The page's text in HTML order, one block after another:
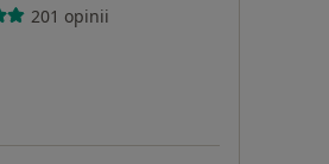
201 opinii